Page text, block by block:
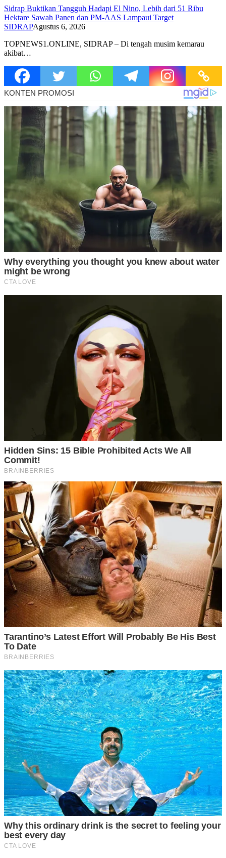
Sidrap Buktikan Tangguh Hadapi El Nino, Lebih dari 51 Ribu
Hektare Sawah Panen dan PM-AAS Lampaui Target
SIDRAPAgustus 6, 2026
TOPNEWS1.ONLINE, SIDRAP – Di tengah musim kemarau
akibat…